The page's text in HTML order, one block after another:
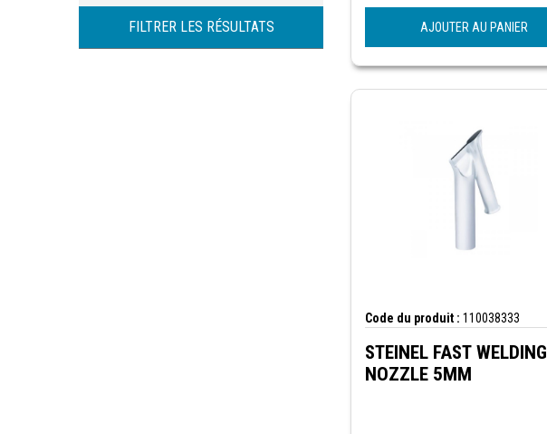
0.46M / 1.5'
FILTRER LES RÉSULTATS AJOUTER AU PANIER
Code du produit : 110038333
STEINEL FAST WELDING
NOZZLE 5MM